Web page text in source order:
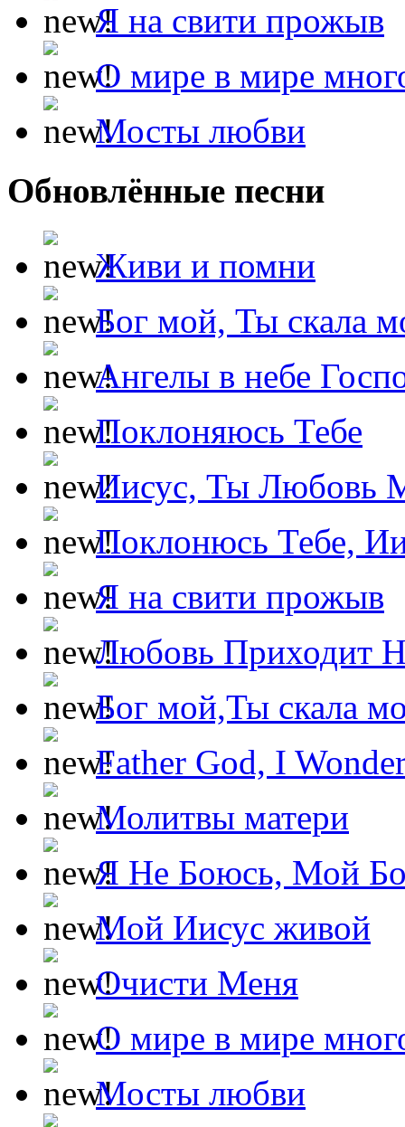
Я на свити прожыв
О мире в мире
Мосты любви
Обновлённые песни
Живи и помни
Бог мой, Ты скала
Ангелы в небе
Поклоняюсь Тебе
Иисус, Ты Любовь
Поклонюсь Тебе,
Я на свити прожыв
Любовь Приходит
Бог мой,Ты скала
Father God, I
Молитвы матери
Я Не Боюсь, Мой
Мой Иисус живой
Очисти Меня
О мире в мире
Мосты любви